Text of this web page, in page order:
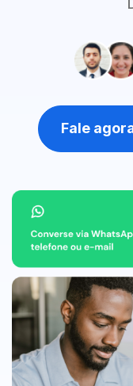
Fale